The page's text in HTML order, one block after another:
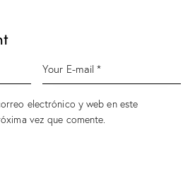
electrónico y web en este
vez que comente.